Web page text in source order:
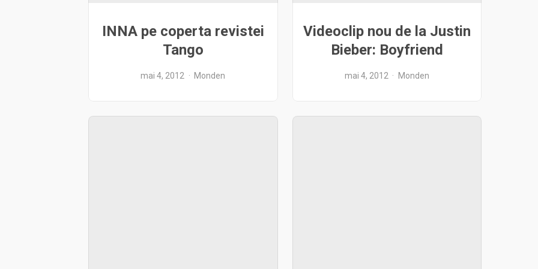
INNA pe coperta revistei
Tango
mai 4, 2012 Monden
Videoclip nou de la Justin
Bieber: Boyfriend
mai 4, 2012 Monden